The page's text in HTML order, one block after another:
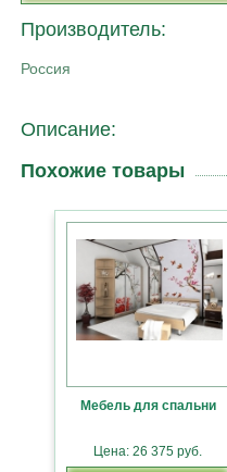
Производитель:
Россия
Описание:
Похожие товары
Мебель для спальни
Цена: 26 375 руб.